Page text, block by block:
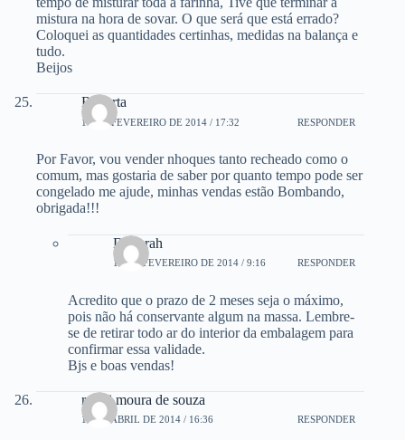
mistura na hora de sovar. O que será que está errado?
Coloquei as quantidades certinhas, medidas na balança e
tudo.
Beijos
Roberta
18 DE FEVEREIRO DE 2014 / 17:32 RESPONDER
Por Favor, vou vender nhoques tanto recheado como o
comum, mas gostaria de saber por quanto tempo pode ser
congelado me ajude, minhas vendas estão Bombando,
obrigada!!!
Deborah
19 DE FEVEREIRO DE 2014 / 9:16 RESPONDER
Acredito que o prazo de 2 meses seja o máximo,
pois não há conservante algum na massa. Lembre-
se de retirar todo ar do interior da embalagem para
confirmar essa validade.
Bjs e boas vendas!
roseli moura de souza
10 DE ABRIL DE 2014 / 16:36 RESPONDER